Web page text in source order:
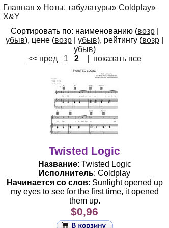
Главная » Ноты, табулатуры» Coldplay»
X&Y
Сортировать по: наименованию (возр|
убыв), цене (возр убыв), рейтингу (возр
убыв)
<< пред
1 2| показать все
Twisted Logic
Название: Twisted Logic
Исполнитель: Coldplay
Начинается со слов: Sunlight opened up
my eyes to see for the first time, it opened
them up.
$0,96